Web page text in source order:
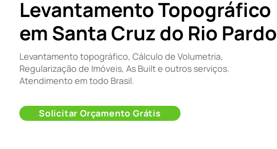
Levantamento Topográfico
em Santa Cruz do Rio Pardo
Levantamento topográfico, Cálculo de Volumetria,
Regularização de Imóveis, As Built e outros serviços.
Atendimento em todo Brasil.
Solicitar Orçamento Grátis